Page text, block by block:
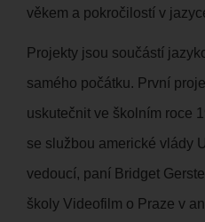
věkem a pokročilostí v
Projekty jsou součástí
samého počátku. První
uskutečnit ve školním roce
se službou americké vlády
vedoucí, paní Bridget
školy Videofilm o Praze v